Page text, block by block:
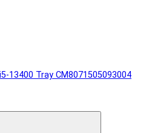
13400 Tray CM8071505093004